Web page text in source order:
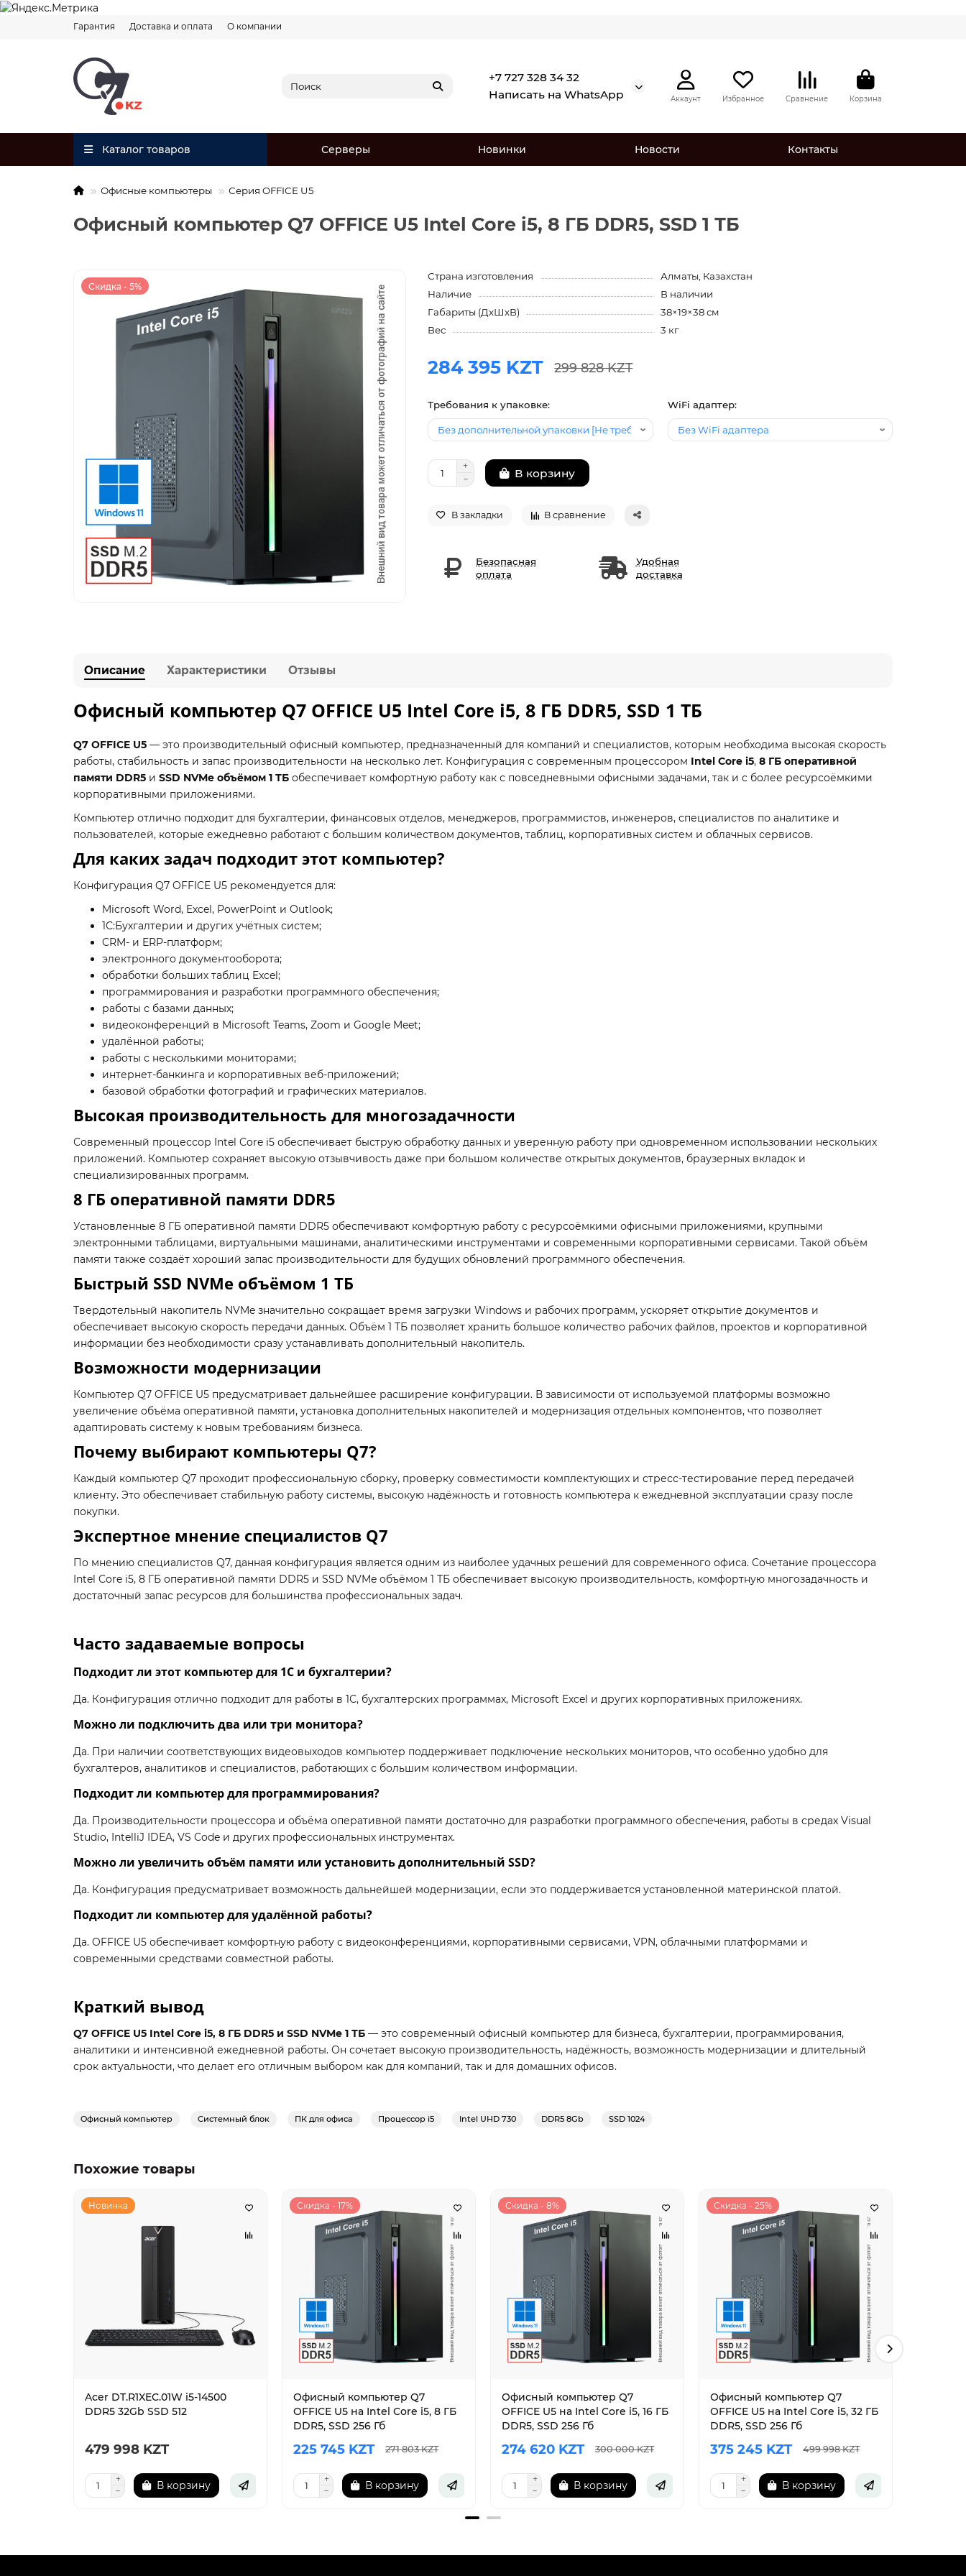
Гарантия Доставка и оплата О компании
+7 727 328 34 32
Написать на WhatsApp
Аккаунт Избранное Сравнение Корзина
Каталог товаров Серверы Новинки Новости Контакты
Офисные компьютеры Серия OFFICE U5
Офисный компьютер Q7 OFFICE U5 Intel Core i5, 8 ГБ DDR5, SSD 1 ТБ
Скидка - 5%
Страна изготовления
Алматы, Казахстан
Наличие
В наличии
Габариты (ДхШхВ)
38×19×38 см
Вес
3 кг
284 395 KZT 299 828 KZT
Требования к упаковке: WiFi адаптер:
В корзину
В закладки В сравнение
Безопасная
оплата
Удобная
доставка
Описание Характеристики Отзывы
Офисный компьютер Q7 OFFICE U5 Intel Core i5, 8 ГБ DDR5, SSD 1 ТБ
Q7 OFFICE U5 — это производительный офисный компьютер, предназначенный для компаний и специалистов, которым необходима высокая скорость
работы, стабильность и запас производительности на несколько лет. Конфигурация с современным процессором Intel Core i5, 8 ГБ оперативной
памяти DDR5 и SSD NVMe объёмом 1 ТБ обеспечивает комфортную работу как с повседневными офисными задачами, так и с более ресурсоёмкими
корпоративными приложениями.
Компьютер отлично подходит для бухгалтерии, финансовых отделов, менеджеров, программистов, инженеров, специалистов по аналитике и
пользователей, которые ежедневно работают с большим количеством документов, таблиц, корпоративных систем и облачных сервисов.
Для каких задач подходит этот компьютер?
Конфигурация Q7 OFFICE U5 рекомендуется для:
Microsoft Word, Excel, PowerPoint и Outlook;
1С:Бухгалтерии и других учётных систем;
CRM- и ERP-платформ;
электронного документооборота;
обработки больших таблиц Excel;
программирования и разработки программного обеспечения;
работы с базами данных;
видеоконференций в Microsoft Teams, Zoom и Google Meet;
удалённой работы;
работы с несколькими мониторами;
интернет-банкинга и корпоративных веб-приложений;
базовой обработки фотографий и графических материалов.
Высокая производительность для многозадачности
Современный процессор Intel Core i5 обеспечивает быструю обработку данных и уверенную работу при одновременном использовании нескольких
приложений. Компьютер сохраняет высокую отзывчивость даже при большом количестве открытых документов, браузерных вкладок и
специализированных программ.
8 ГБ оперативной памяти DDR5
Установленные 8 ГБ оперативной памяти DDR5 обеспечивают комфортную работу с ресурсоёмкими офисными приложениями, крупными
электронными таблицами, виртуальными машинами, аналитическими инструментами и современными корпоративными сервисами. Такой объём
памяти также создаёт хороший запас производительности для будущих обновлений программного обеспечения.
Быстрый SSD NVMe объёмом 1 ТБ
Твердотельный накопитель NVMe значительно сокращает время загрузки Windows и рабочих программ, ускоряет открытие документов и
обеспечивает высокую скорость передачи данных. Объём 1 ТБ позволяет хранить большое количество рабочих файлов, проектов и корпоративной
информации без необходимости сразу устанавливать дополнительный накопитель.
Возможности модернизации
Компьютер Q7 OFFICE U5 предусматривает дальнейшее расширение конфигурации. В зависимости от используемой платформы возможно
увеличение объёма оперативной памяти, установка дополнительных накопителей и модернизация отдельных компонентов, что позволяет
адаптировать систему к новым требованиям бизнеса.
Почему выбирают компьютеры Q7?
Каждый компьютер Q7 проходит профессиональную сборку, проверку совместимости комплектующих и стресс-тестирование перед передачей
клиенту. Это обеспечивает стабильную работу системы, высокую надёжность и готовность компьютера к ежедневной эксплуатации сразу после
покупки.
Экспертное мнение специалистов Q7
По мнению специалистов Q7, данная конфигурация является одним из наиболее удачных решений для современного офиса. Сочетание процессора
Intel Core i5, 8 ГБ оперативной памяти DDR5 и SSD NVMe объёмом 1 ТБ обеспечивает высокую производительность, комфортную многозадачность и
достаточный запас ресурсов для большинства профессиональных задач.
Часто задаваемые вопросы
Подходит ли этот компьютер для 1С и бухгалтерии?
Да. Конфигурация отлично подходит для работы в 1С, бухгалтерских программах, Microsoft Excel и других корпоративных приложениях.
Можно ли подключить два или три монитора?
Да. При наличии соответствующих видеовыходов компьютер поддерживает подключение нескольких мониторов, что особенно удобно для
бухгалтеров, аналитиков и специалистов, работающих с большим количеством информации.
Подходит ли компьютер для программирования?
Да. Производительности процессора и объёма оперативной памяти достаточно для разработки программного обеспечения, работы в средах Visual
Studio, IntelliJ IDEA, VS Code и других профессиональных инструментах.
Можно ли увеличить объём памяти или установить дополнительный SSD?
Да. Конфигурация предусматривает возможность дальнейшей модернизации, если это поддерживается установленной материнской платой.
Подходит ли компьютер для удалённой работы?
Да. OFFICE U5 обеспечивает комфортную работу с видеоконференциями, корпоративными сервисами, VPN, облачными платформами и
современными средствами совместной работы.
Краткий вывод
Q7 OFFICE U5 Intel Core i5, 8 ГБ DDR5 и SSD NVMe 1 ТБ — это современный офисный компьютер для бизнеса, бухгалтерии, программирования,
аналитики и интенсивной ежедневной работы. Он сочетает высокую производительность, надёжность, возможность модернизации и длительный
срок актуальности, что делает его отличным выбором как для компаний, так и для домашних офисов.
Офисный компьютер Системный блок ПК для офиса Процессор i5 Intel UHD 730 DDR5 8Gb SSD 1024
Похожие товары
Новинка
Acer DT.R1XEC.01W i5-14500
DDR5 32Gb SSD 512
479 998 KZT
В корзину
Скидка - 17%
Офисный компьютер Q7
OFFICE U5 на Intel Core i5, 8 ГБ
DDR5, SSD 256 Гб
225 745 KZT 271 803 KZT
В корзину
Скидка - 8%
Офисный компьютер Q7
OFFICE U5 на Intel Core i5, 16 ГБ
DDR5, SSD 256 Гб
274 620 KZT 300 000 KZT
В корзину
Скидка - 25%
Офисный компьютер Q7
OFFICE U5 на Intel Core i5, 32 ГБ
DDR5, SSD 256 Гб
375 245 KZT 499 998 KZT
В корзину